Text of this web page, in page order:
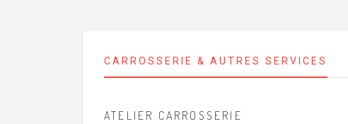
CARROSSERIE & AUTRES SERVICES
ATELIER CARROSSERIE